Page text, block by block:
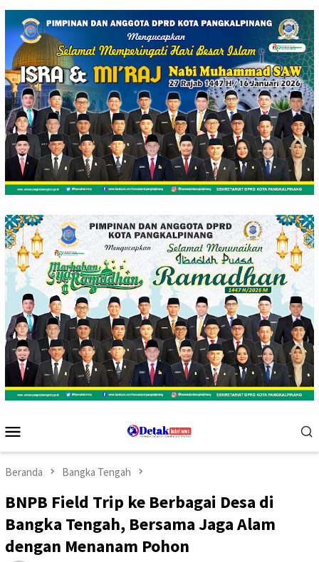
Loncat
konten
Mobile
Beranda Bangka Tengah
BNPB Field Trip ke Berbagai Desa di
Bangka Tengah, Bersama Jaga Alam
dengan Menanam Pohon